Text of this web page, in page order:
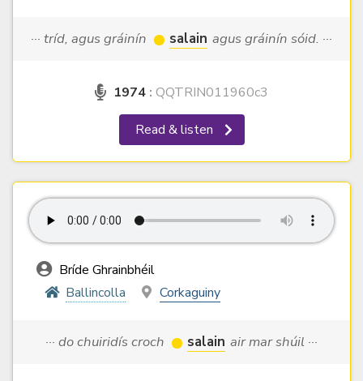
··· tríd, agus gráinín salain agus gráinín sóid. ···
1974 : QQTRIN011960c3
Read & listen
Bríde Ghrainbhéil
Ballincolla
Corkaguiny
··· do chuiridís croch salain air mar shúil ···